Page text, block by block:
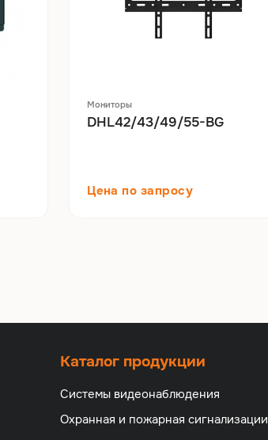
Мониторы
DHL42/43/49/55-BG
Цена по запросу
Каталог продукции
Системы видеонаблюдения
Охранная и пожарная сигнализации